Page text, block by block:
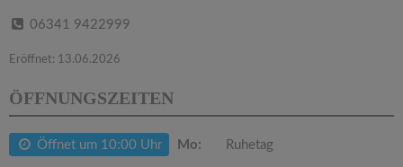
06341 9422999
Eröffnet: 13.06.2026
ÖFFNUNGSZEITEN
Öffnet um 10:00 Uhr Mo: Ruhetag
g
a
t